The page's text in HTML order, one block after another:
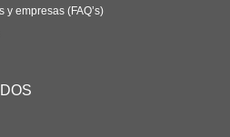
empresas (FAQ’s)